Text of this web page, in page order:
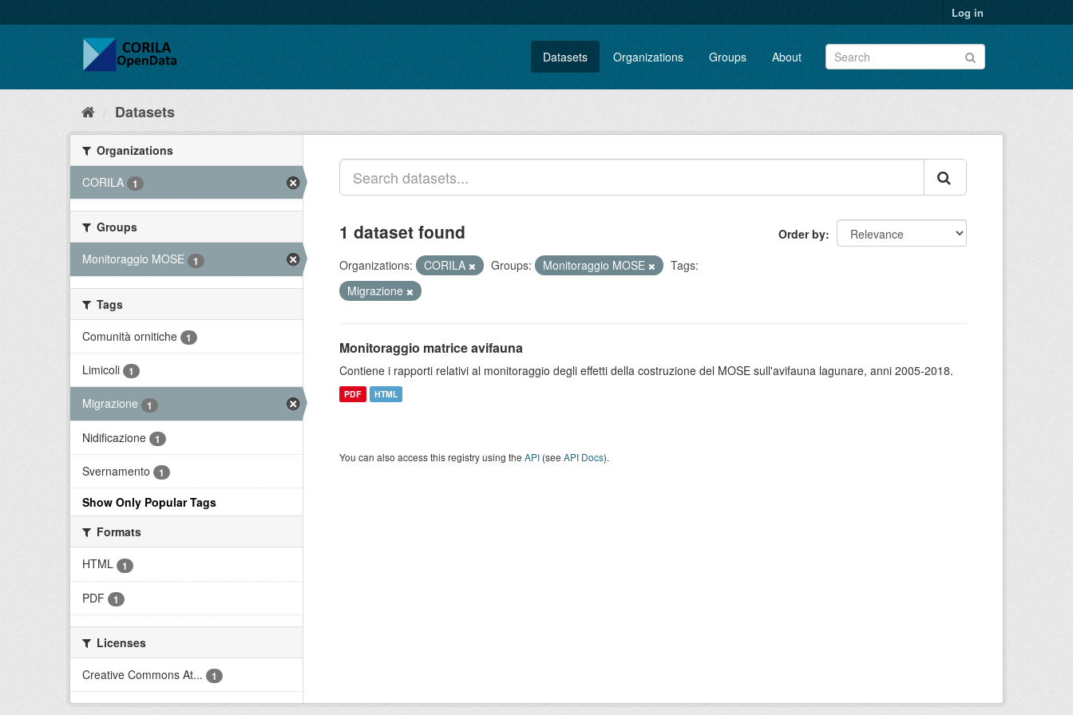
Log in
Datasets Organizations Groups About
Datasets
Organizations
CORILA
1
Groups
Monitoraggio MOSE
1
Tags
Comunità ornitiche
1
Limicoli 1
Migrazione 1
Nidificazione 1
Svernamento 1
Show Only Popular Tags
Formats
HTML
1
PDF 1
Licenses
Creative Commons At...
1
Order by
1 dataset found
Organizations: CORILA Groups: Monitoraggio MOSE
Tags:
Migrazione
Monitoraggio matrice avifauna
Contiene i rapporti relativi al monitoraggio degli effetti della costruzione del MOSE sull'avifauna lagunare, anni 2005-2018.
PDF HTML
You can also access this registry using the API (see API Docs).